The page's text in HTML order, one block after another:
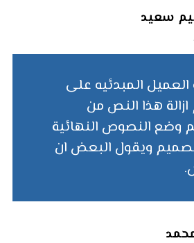
سعید
المبدئيه على
هذا النص من
وضع النصوص النهائية
ويقول البعض ان